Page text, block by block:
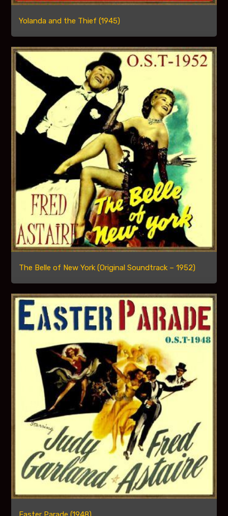
Yolanda and the Thief (1945)
The Belle of New York (Original Soundtrack – 1952)